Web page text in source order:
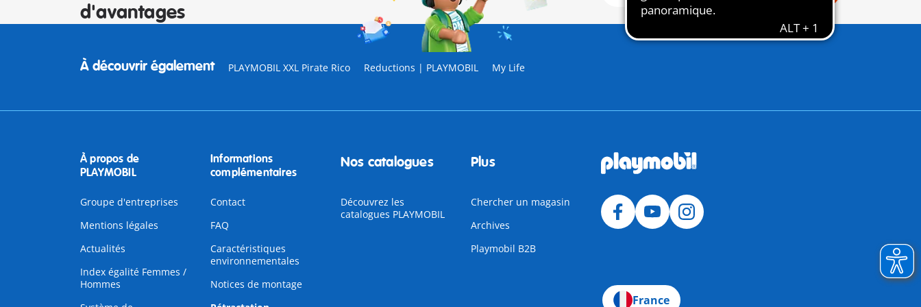
d'avantages
À découvrir également PLAYMOBIL XXL Pirate Rico Reductions | PLAYMOBIL My Life
À propos de
PLAYMOBIL
Groupe d'entreprises
Mentions légales
Actualités
Index égalité Femmes /
Hommes
Informations
complémentaires
Contact
FAQ
Caractéristiques
environnementales
Notices de montage
Nos catalogues
Découvrez les
catalogues PLAYMOBIL
Plus
Chercher un magasin
Archives
Playmobil B2B
France